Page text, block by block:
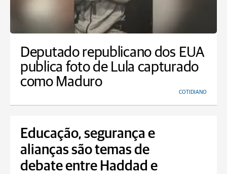
Deputado republicano dos EUA
publica foto de Lula capturado
como Maduro
COTIDIANO
Educação, segurança e
alianças são temas de
debate entre Haddad e